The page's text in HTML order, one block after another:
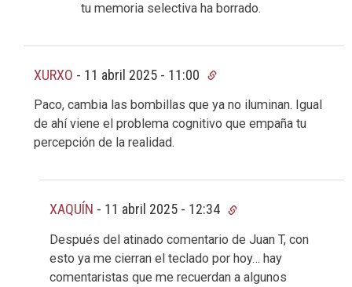
tu memoria selectiva ha borrado.
XURXO - 11 abril 2025 - 11:00
Paco, cambia las bombillas que ya no iluminan. Igual
de ahí viene el problema cognitivo que empaña tu
percepción de la realidad.
XAQUÍN - 11 abril 2025 - 12:34
Después del atinado comentario de Juan T, con
esto ya me cierran el teclado por hoy… hay
comentaristas que me recuerdan a algunos